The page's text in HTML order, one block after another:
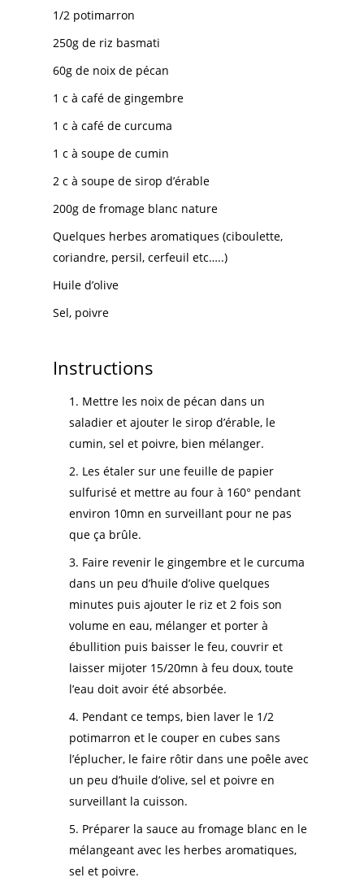
1/2 potimarron
250g de riz basmati
60g de noix de pécan
1 c à café de gingembre
1 c à café de curcuma
1 c à soupe de cumin
2 c à soupe de sirop d’érable
200g de fromage blanc nature
Quelques herbes aromatiques (ciboulette,
coriandre, persil, cerfeuil etc…..)
Huile d’olive
Sel, poivre
Instructions
Mettre les noix de pécan dans un
saladier et ajouter le sirop d’érable, le
cumin, sel et poivre, bien mélanger.
Les étaler sur une feuille de papier
sulfurisé et mettre au four à 160° pendant
environ 10mn en surveillant pour ne pas
que ça brûle.
Faire revenir le gingembre et le curcuma
dans un peu d’huile d’olive quelques
minutes puis ajouter le riz et 2 fois son
volume en eau, mélanger et porter à
ébullition puis baisser le feu, couvrir et
laisser mijoter 15/20mn à feu doux, toute
l’eau doit avoir été absorbée.
Pendant ce temps, bien laver le 1/2
potimarron et le couper en cubes sans
l’éplucher, le faire rôtir dans une poêle avec
un peu d’huile d’olive, sel et poivre en
surveillant la cuisson.
Préparer la sauce au fromage blanc en le
mélangeant avec les herbes aromatiques,
sel et poivre.